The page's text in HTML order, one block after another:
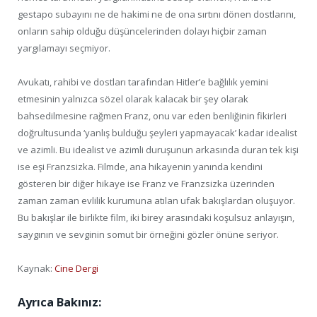
gestapo subayını ne de hakimi ne de ona sırtını dönen dostlarını,
onların sahip olduğu düşüncelerinden dolayı hiçbir zaman
yargılamayı seçmiyor.
Avukatı, rahibi ve dostları tarafından Hitler’e bağlılık yemini
etmesinin yalnızca sözel olarak kalacak bir şey olarak
bahsedilmesine rağmen Franz, onu var eden benliğinin fikirleri
doğrultusunda ‘yanlış bulduğu şeyleri yapmayacak’ kadar idealist
ve azimli. Bu idealist ve azimli duruşunun arkasında duran tek kişi
ise eşi Franzsizka. Filmde, ana hikayenin yanında kendini
gösteren bir diğer hikaye ise Franz ve Franzsizka üzerinden
zaman zaman evlilik kurumuna atılan ufak bakışlardan oluşuyor.
Bu bakışlar ile birlikte film, iki birey arasındaki koşulsuz anlayışın,
saygının ve sevginin somut bir örneğini gözler önüne seriyor.
Kaynak: Cine Dergi
Ayrıca Bakınız: